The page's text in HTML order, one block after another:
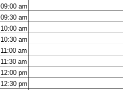
09:00 am
09:30 am
10:00 am
10:30 am
11:00 am
11:30 am
12:00 pm
12:30 pm